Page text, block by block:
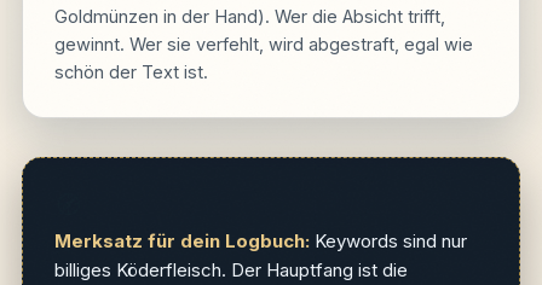
Goldmünzen in der Hand). Wer die Absicht trifft,
gewinnt. Wer sie verfehlt, wird abgestraft, egal wie
schön der Text ist.
Merksatz für dein Logbuch:Keywords sind nur
billiges Köderfleisch. Der Hauptfang ist die